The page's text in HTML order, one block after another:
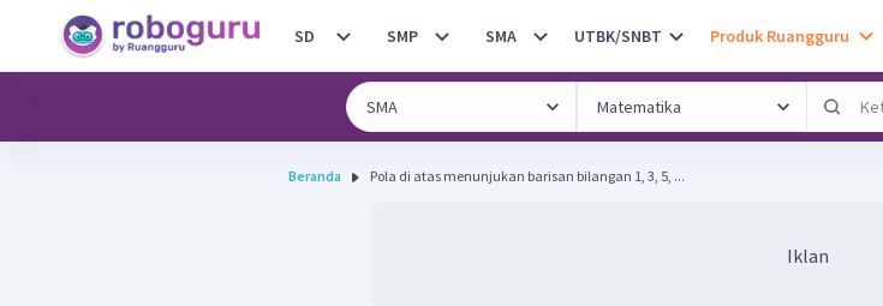
SD SMP SMA UTBK/SNBT Produk Ruangguru
Beranda Pola di atas menunjukan barisan bilangan 1, 3, 5, ...
Iklan